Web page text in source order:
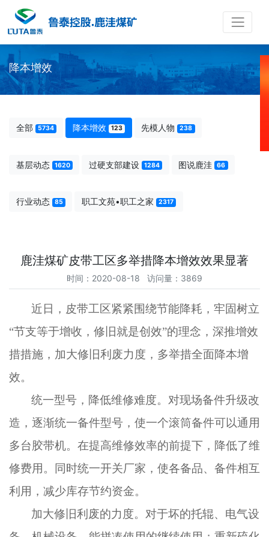
降本增效
全部 5734 降本增效 123 先模人物 238
基层动态 1620 过硬支部建设 1284 图说鹿洼 66
行业动态 85 职工文苑•职工之家 2317
鹿洼煤矿皮带工区多举措降本增效效果显著
时间：2020-08-18 访问量：3869
近日，皮带工区紧紧围绕节能降耗，牢固树立
“节支等于增收，修旧就是创效”的理念，深推增效
措措施，加大修旧利废力度，多举措全面降本增
效。
统一型号，降低维修难度。对现场备件升级改
造，逐渐统一备件型号，使一个滚筒备件可以通用
多台胶带机。在提高维修效率的前提下，降低了维
修费用。同时统一开关厂家，使各备品、备件相互
利用，减少库存节约资金。
加大修旧利废的力度。对于坏的托辊、电气设